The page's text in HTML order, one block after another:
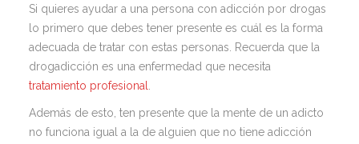
Si quieres ayudar a una persona con adicción por drogas
lo primero que debes tener presente es cuál es la forma
adecuada de tratar con estas personas. Recuerda que la
drogadicción es una enfermedad que necesita
tratamiento profesional
Además de esto, ten presente que la mente de un adicto
no funciona igual a la de alguien que no tiene adicción